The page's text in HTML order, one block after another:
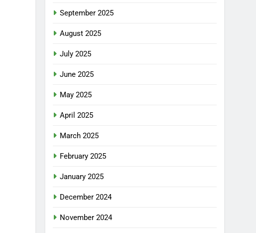
September 2025
August 2025
July 2025
June 2025
May 2025
April 2025
March 2025
February 2025
January 2025
December 2024
November 2024